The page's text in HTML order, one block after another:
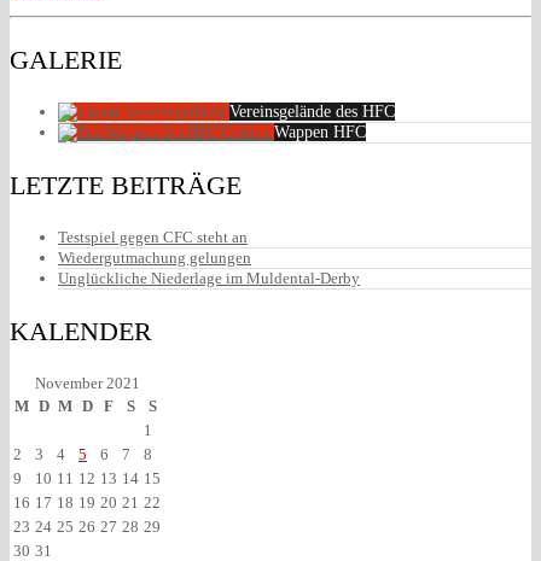
GALERIE
Vereinsgelände des HFC
Wappen HFC
LETZTE BEITRÄGE
Testspiel gegen CFC steht an
Wiedergutmachung gelungen
Unglückliche Niederlage im Muldental-Derby
KALENDER
November 2021
M D M D F S
S
1
2
3 4 5 6 7
8
9
10 11 12 13 14 15
16 17 18 19 20 21 22
23 24 25 26 27 28 29
30 31